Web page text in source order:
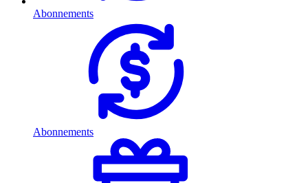
Abonnements
Abonnements